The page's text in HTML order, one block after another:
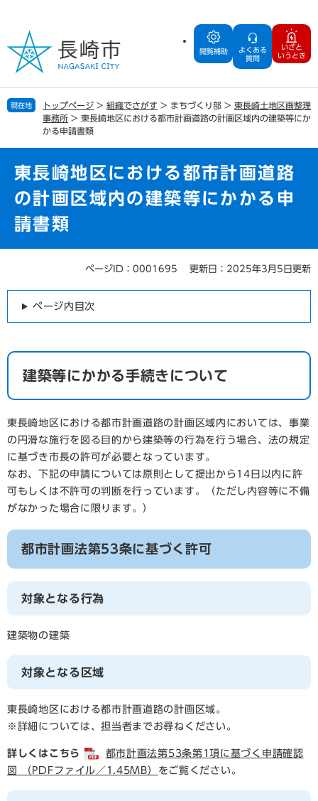
の
で
す
ー
ば
し
閲覧補助
よくある
質問
いざと
いうとき
現在地 トップページ > 組織でさがす > まちづくり部 > 東長崎土地区画整理
事務所 > 東長崎地区における都市計画道路の計画区域内の建築等にか
かる申請書類
東長崎地区における都市計画道路
の計画区域内の建築等にかかる申
請書類
ページID：0001695 更新日：2025年3月5日更新
ページ内目次
建築等にかかる手続きについて
東長崎地区における都市計画道路の計画区域内においては、事業
の円滑な施行を図る目的から建築等の行為を行う場合、法の規定
に基づき市長の許可が必要となっています。
なお、下記の申請については原則として提出から14日以内に許
可もしくは不許可の判断を行っています。（ただし内容等に不備
がなかった場合に限ります。）
都市計画法第53条に基づく許可
対象となる行為
建築物の建築
対象となる区域
東長崎地区における都市計画道路の計画区域。
※詳細については、担当者までお尋ねください。
詳しくはこちら
都市計画法第53条第1項に基づく申請確認
図 （PDFファイル／1.45MB） をご覧ください。